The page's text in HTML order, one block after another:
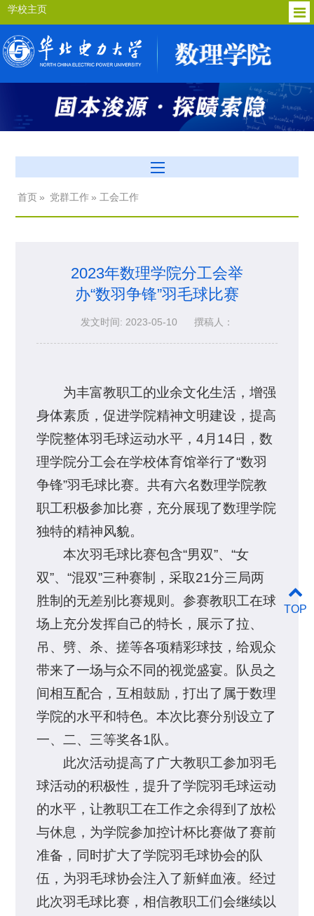
学校主页
首页 » 党群工作 » 工会工作
2023年数理学院分工会举
办“数羽争锋”羽毛球比赛
发文时间: 2023-05-10 撰稿人：
为丰富教职工的业余文化生活，增强
身体素质，促进学院精神文明建设，提高
学院整体羽毛球运动水平，4月14日，数
理学院分工会在学校体育馆举行了“数羽
争锋”羽毛球比赛。共有六名数理学院教
职工积极参加比赛，充分展现了数理学院
独特的精神风貌。
本次羽毛球比赛包含“男双”、“女
双”、“混双”三种赛制，采取21分三局两
胜制的无差别比赛规则。参赛教职工在球
场上充分发挥自己的特长，展示了拉、
吊、劈、杀、搓等各项精彩球技，给观众
带来了一场与众不同的视觉盛宴。队员之
间相互配合，互相鼓励，打出了属于数理
学院的水平和特色。本次比赛分别设立了
一、二、三等奖各1队。
此次活动提高了广大教职工参加羽毛
球活动的积极性，提升了学院羽毛球运动
的水平，让教职工在工作之余得到了放松
与休息，为学院参加控计杯比赛做了赛前
准备，同时扩大了学院羽毛球协会的队
伍，为羽毛球协会注入了新鲜血液。经过
此次羽毛球比赛，相信教职工们会继续以
TOP